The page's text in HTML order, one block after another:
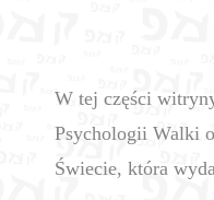
W tej części
Psychologii Walki
Świecie, która